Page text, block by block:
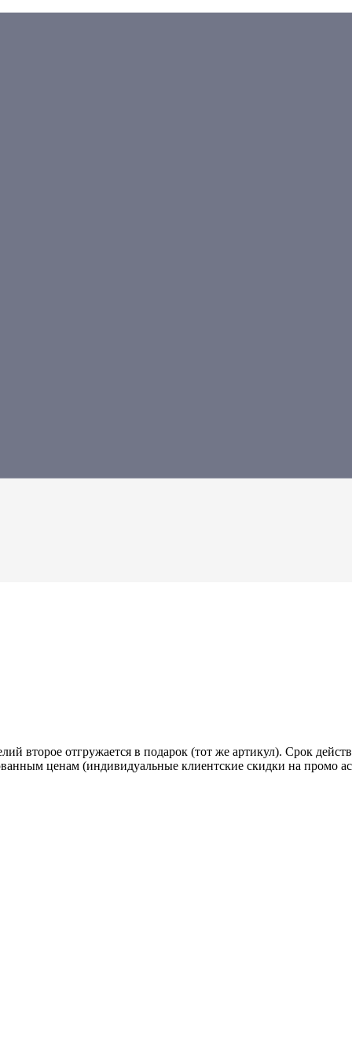
второе отгружается в подарок (тот же артикул). Срок
ценам (индивидуальные клиентские скидки на промо